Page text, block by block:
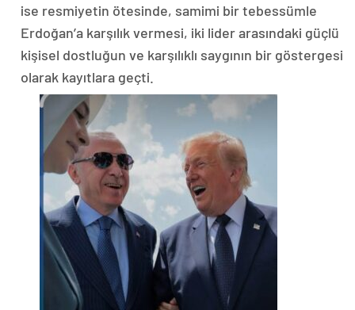
ise resmiyetin ötesinde, samimi bir tebessümle
Erdoğan’a karşılık vermesi, iki lider arasındaki güçlü
kişisel dostluğun ve karşılıklı saygının bir göstergesi
olarak kayıtlara geçti.